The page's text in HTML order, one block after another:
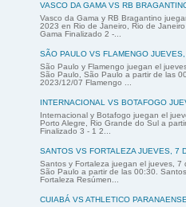
VASCO DA GAMA VS RB
Vasco da Gama y RB Bragantino
2023 en Rio de Janeiro, Rio de
Gama Finalizado 2 -...
SÃO PAULO VS FLAMENGO
São Paulo y Flamengo juegan el
São Paulo, São Paulo a partir de las
2023/12/07 Flamengo ...
INTERNACIONAL VS BOTAFOGO
Internacional y Botafogo juegan el
Porto Alegre, Rio Grande do Sul a
Finalizado 3 - 1 2...
SANTOS VS FORTALEZA JUEVES, 7
Santos y Fortaleza juegan el jueves, 7
São Paulo a partir de las 00:30.
Fortaleza Resúmen...
CUIABÁ VS ATHLETICO